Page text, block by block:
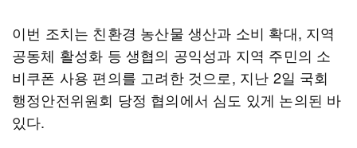
이번 조치는 친환경 농산물 생산과 소비 확대, 지역
공동체 활성화 등 생협의 공익성과 지역 주민의 소
비쿠폰 사용 편의를 고려한 것으로, 지난 2일 국회
행정안전위원회 당정 협의에서 심도 있게 논의된 바
있다.